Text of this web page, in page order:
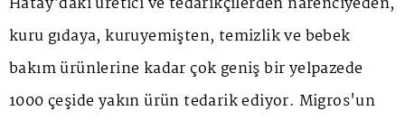
kuru gıdaya, kuruyemişten, temizlik ve bebek
bakım ürünlerine kadar çok geniş bir yelpazede
1000 çeşide yakın ürün tedarik ediyor. Migros'un